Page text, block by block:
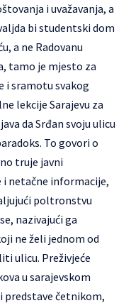
i uvažavanja, a
bi studentski dom
a ne Radovanu
tamo je mjesto za
i sramotu svakog
lekcije Sarajevu za
da Srđan svoju ulicu
To govori o
truje javni
i netačne informacije,
poltronstvu
nazivajući ga
ne želi jednom od
ulicu. Preživjeće
u sarajevskom
predstave četnikom,